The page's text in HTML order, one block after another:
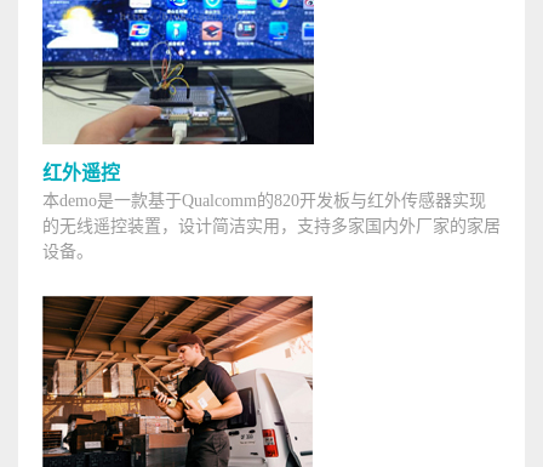
红外遥控
本demo是一款基于Qualcomm的820开发板与红外传感器实现
的无线遥控装置，设计简洁实用，支持多家国内外厂家的家居
设备。